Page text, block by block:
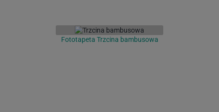
Fototapeta Trzcina bambusowa